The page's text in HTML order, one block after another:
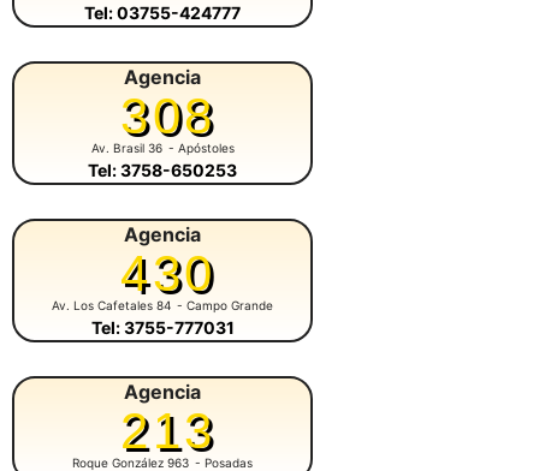
Tel: 03755-424777
Agencia
308
Av. Brasil 36 - Apóstoles
Tel: 3758-650253
Agencia
430
Av. Los Cafetales 84 - Campo Grande
Tel: 3755-777031
Agencia
213
Roque González 963 - Posadas